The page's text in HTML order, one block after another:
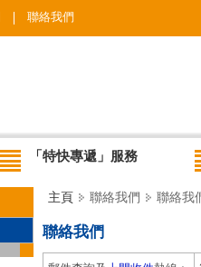
聯絡我們
「特快專遞」服務
主頁 聯絡我們 聯絡我
聯絡我們